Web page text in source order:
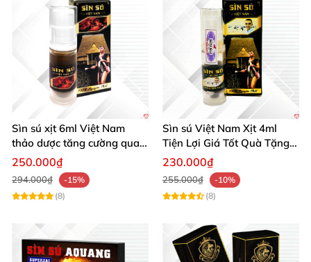
Sìn sú xịt 6ml Việt Nam
thảo dược tăng cường quan
hệ
250.000₫
294.000₫
-15%
(8)
Sìn sú Việt Nam Xịt 4ml
Tiện Lợi Giá Tốt Quà Tặng
Sức Khỏe
230.000₫
255.000₫
-10%
(8)